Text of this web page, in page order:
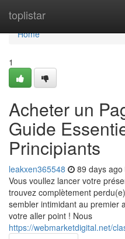
toplistar
Home
Home
1
Acheter un
Guide
Principiants
leakxen365548 89 days ago
Vous voullez lancer votre
trouvez complètement
sembler intimidant au premier
votre aller point ! Nous
https://webmarketdigital.net/